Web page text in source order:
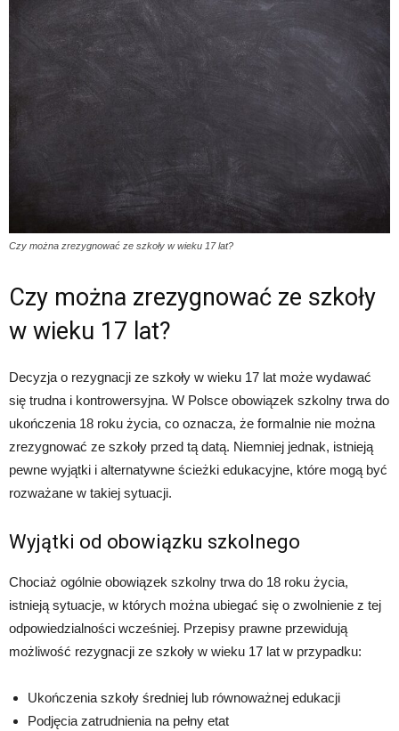
Czy można zrezygnować ze szkoły w wieku 17 lat?
Czy można zrezygnować ze szkoły
w wieku 17 lat?
Decyzja o rezygnacji ze szkoły w wieku 17 lat może wydawać
się trudna i kontrowersyjna. W Polsce obowiązek szkolny trwa do
ukończenia 18 roku życia, co oznacza, że formalnie nie można
zrezygnować ze szkoły przed tą datą. Niemniej jednak, istnieją
pewne wyjątki i alternatywne ścieżki edukacyjne, które mogą być
rozważane w takiej sytuacji.
Wyjątki od obowiązku szkolnego
Chociaż ogólnie obowiązek szkolny trwa do 18 roku życia,
istnieją sytuacje, w których można ubiegać się o zwolnienie z tej
odpowiedzialności wcześniej. Przepisy prawne przewidują
możliwość rezygnacji ze szkoły w wieku 17 lat w przypadku:
Ukończenia szkoły średniej lub równoważnej edukacji
Podjęcia zatrudnienia na pełny etat